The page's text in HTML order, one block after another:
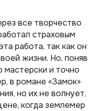
все творчество
страховым
работа, так как он
жизни. Но, поняв
мастерски и точно
в романе «Замок»
но их не волнует,
когда землемер